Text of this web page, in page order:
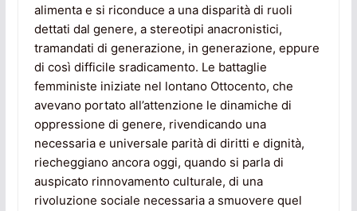
alimenta e si riconduce a una disparità di ruoli
dettati dal genere, a stereotipi anacronistici,
tramandati di generazione, in generazione, eppure
di così difficile sradicamento. Le battaglie
femministe iniziate nel lontano Ottocento, che
avevano portato all’attenzione le dinamiche di
oppressione di genere, rivendicando una
necessaria e universale parità di diritti e dignità,
riecheggiano ancora oggi, quando si parla di
auspicato rinnovamento culturale, di una
rivoluzione sociale necessaria a smuovere quel